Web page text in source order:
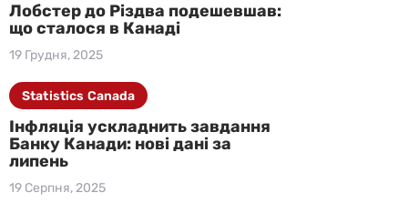
Лобстер до Різдва подешевшав:
що сталося в Канаді
19 Грудня, 2025
Інфляція ускладнить завдання
Банку Канади: нові дані за
липень
19 Серпня, 2025
Statistics Canada